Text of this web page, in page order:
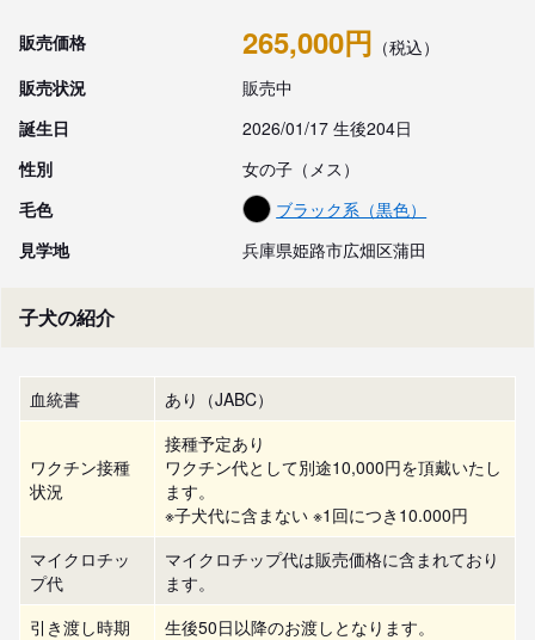
販売価格 265,000円 （税込）
販売状況
販売中
誕生日
2026/01/17 生後204日
性別
女の子（メス）
毛色
ブラック系（黒色）
見学地
兵庫県姫路市広畑区蒲田
子犬の紹介
血統書 あり（JABC）
ワクチン接種
状況
接種予定あり
ワクチン代として別途10,000円を頂戴いたし
ます。
※子犬代に含まない ※1回につき10.000円
マイクロチッ
プ代
マイクロチップ代は販売価格に含まれており
ます。
引き渡し時期
生後50日以降のお渡しとなります。